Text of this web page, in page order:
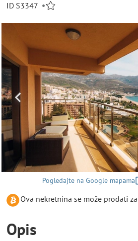
ID S3347 •
Pogledajte na Google mapama
Ova nekretnina se može prodati
Opis